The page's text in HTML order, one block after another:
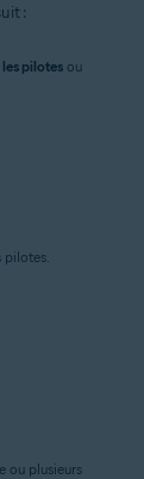
:
pilotes ou
pilotes.
ou plusieurs